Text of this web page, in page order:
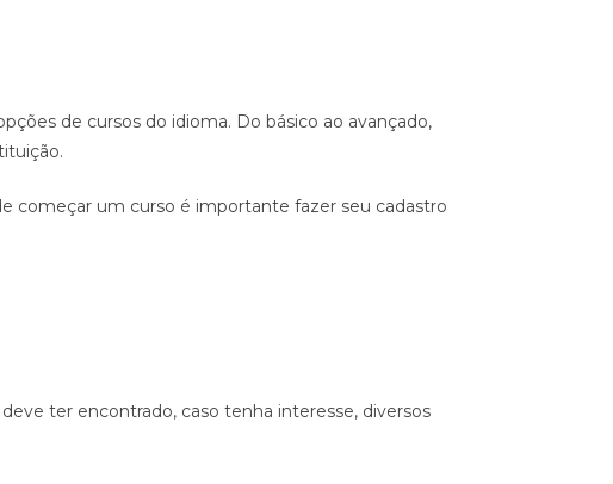
de cursos do idioma. Do básico ao avançado,
começar um curso é importante fazer seu cadastro
ter encontrado, caso tenha interesse, diversos